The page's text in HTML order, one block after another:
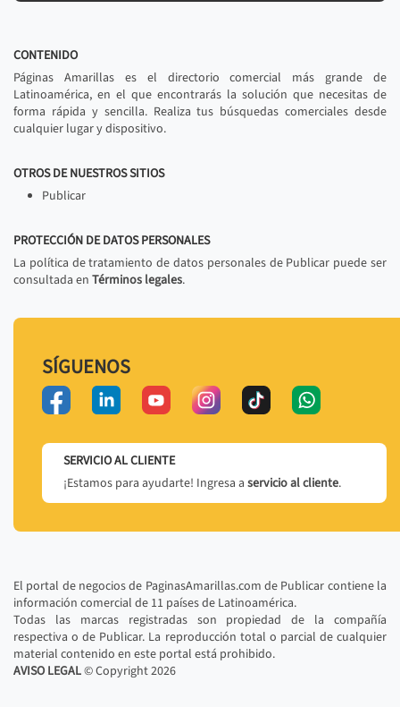
CONTENIDO
Páginas Amarillas es el directorio comercial más grande de
Latinoamérica, en el que encontrarás la solución que necesitas de
forma rápida y sencilla. Realiza tus búsquedas comerciales desde
cualquier lugar y dispositivo.
OTROS DE NUESTROS SITIOS
Publicar
PROTECCIÓN DE DATOS PERSONALES
La política de tratamiento de datos personales de Publicar puede ser
consultada en Términos legales.
SÍGUENOS
SERVICIO AL CLIENTE
¡Estamos para ayudarte! Ingresa a servicio al cliente.
El portal de negocios de PaginasAmarillas.com de Publicar contiene la
información comercial de 11 países de Latinoamérica.
Todas las marcas registradas son propiedad de la compañía
respectiva o de Publicar. La reproducción total o parcial de cualquier
material contenido en este portal está prohibido.
AVISO LEGAL© Copyright2026